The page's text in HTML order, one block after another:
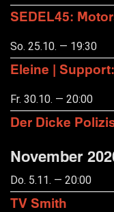
SEDEL45:
So. 25.10. — 19:30
Eleine |
Fr. 30.10. — 20:00
Der Dicke
November
Do. 5.11. — 20:00
TV Smith